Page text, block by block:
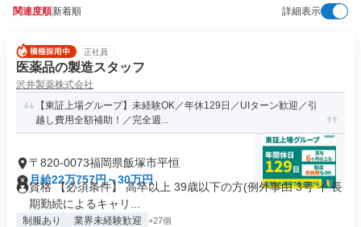
関連度順新着順 詳細表示
正社員
医薬品の製造スタッフ
沢井製薬株式会社
【東証上場グループ】未経験OK／年休129日／UIターン歓迎／引
越し費用全額補助！／完全週...
〒820-0073福岡県飯塚市平恒
月給22万757円～30万円
資格 【必須条件】 高卒以上 39歳以下の方(例外事由 3号 イ 長
期勤続によるキャリ...
制服あり 業界未経験歓迎 +27個